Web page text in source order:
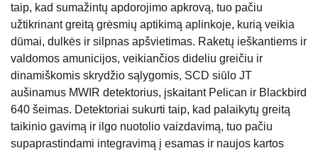
taip, kad sumažintų apdorojimo apkrovą, tuo pačiu
užtikrinant greitą grėsmių aptikimą aplinkoje, kurią veikia
dūmai, dulkės ir silpnas apšvietimas. Raketų ieškantiems ir
valdomos amunicijos, veikiančios dideliu greičiu ir
dinamiškomis skrydžio sąlygomis, SCD siūlo JT
aušinamus MWIR detektorius, įskaitant Pelican ir Blackbird
640 šeimas. Detektoriai sukurti taip, kad palaikytų greitą
taikinio gavimą ir ilgo nuotolio vaizdavimą, tuo pačiu
supaprastindami integravimą į esamas ir naujos kartos